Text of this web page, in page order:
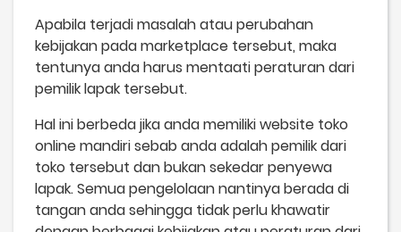
Apabila terjadi masalah atau perubahan
kebijakan pada marketplace tersebut, maka
tentunya anda harus mentaati peraturan dari
pemilik lapak tersebut.
Hal ini berbeda jika anda memiliki website toko
online mandiri sebab anda adalah pemilik dari
toko tersebut dan bukan sekedar penyewa
lapak. Semua pengelolaan nantinya berada di
tangan anda sehingga tidak perlu khawatir